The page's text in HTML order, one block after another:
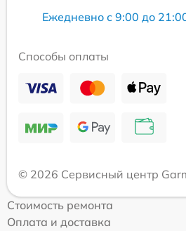
Ежедневно с 9:00 до
Способы оплаты
© 2026 Сервисный центр
Стоимость ремонта
Оплата и доставка